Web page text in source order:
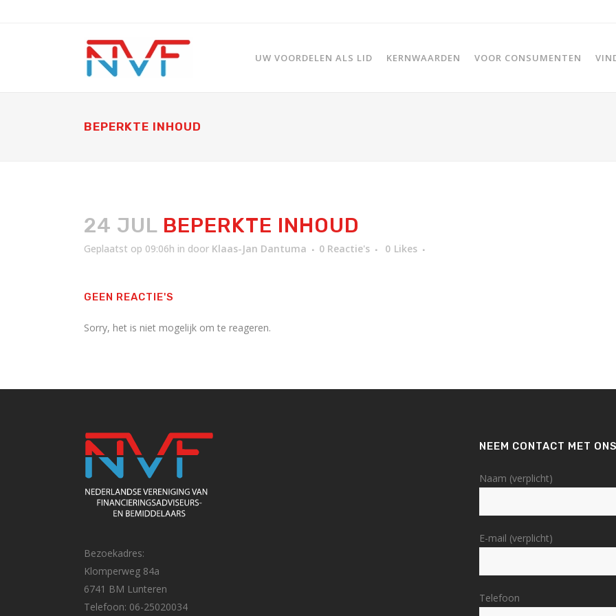
UW VOORDELEN ALS LID KERNWAARDEN VOOR CONSUMENTEN
BEPERKTE INHOUD
24 JUL BEPERKTE INHOUD
Geplaatst op 09:06h in door Klaas-Jan Dantuma 0 Reactie's 0 Likes
GEEN REACTIE'S
Sorry, het is niet mogelijk om te reageren.
Bezoekadres:
Klomperweg 84a
6741 BM Lunteren
Telefoon: 06-25020034
NEEM CONTACT MET
Naam (verplicht)
E-mail (verplicht)
Telefoon